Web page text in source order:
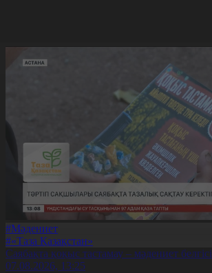
#Мәдениет
#«Таза Қазақстан»
Саябақта қоқыс тастамау – мәдениет белгісі
07.08.2026, 13:25